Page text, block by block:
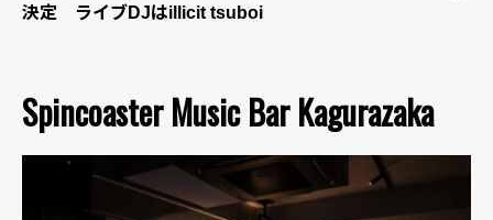
決定 ライブDJはillicit tsuboi
Spincoaster Music Bar Kagurazaka